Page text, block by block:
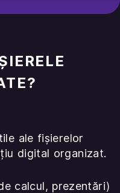
ale fișierelor
digital organizat.
calcul, prezentări)